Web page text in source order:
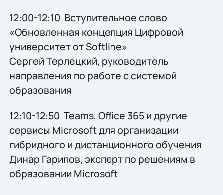
12:00-12:10 Вступительное слово
«Обновленная концепция Цифровой
университет от Softline»
Сергей Терлецкий, руководитель
направления по работе с системой
образования
12:10-12:50 Teams, Оffice 365 и другие
сервисы Microsoft для организации
гибридного и дистанционного обучения
Динар Гарипов, эксперт по решениям в
образовании Microsoft